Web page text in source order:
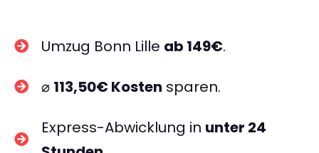
Umzug Bonn Lille ab 149€.
⌀ 113,50€ Kosten sparen.
Express-Abwicklung in unter 24